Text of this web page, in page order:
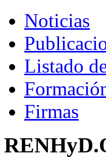
Noticias
Listado
Firmas